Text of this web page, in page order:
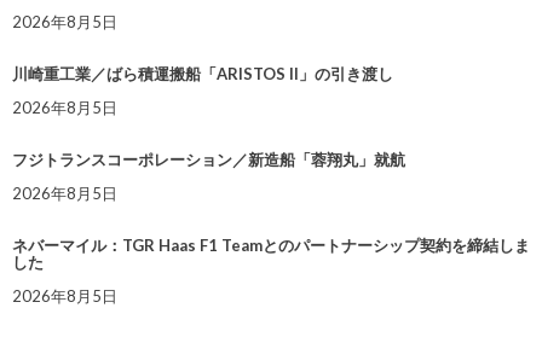
2026年8月5日
川崎重工業／ばら積運搬船「ARISTOS II」の引き渡し
2026年8月5日
フジトランスコーポレーション／新造船「蓉翔丸」就航
2026年8月5日
ネバーマイル：TGR Haas F1 Teamとのパートナーシップ契約を締結しま
した
2026年8月5日